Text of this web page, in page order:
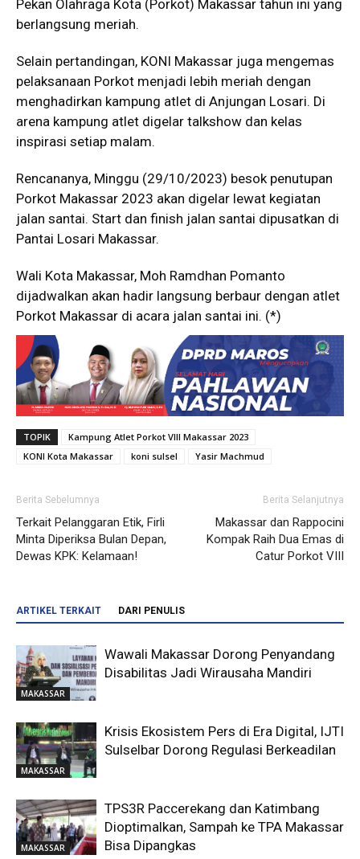
Pekan Olahraga Kota (Porkot) Makassar tahun ini yang
berlangsung meriah.
Selain pertandingan, KONI Makassar juga mengemas
pelaksanaan Porkot menjadi lebih meriah dengan
menghadirkan kampung atlet di Anjungan Losari. Di
arena kampung atlet digelar talkshow dan kelas
inspirasi setiap malam.
Rencananya, Minggu (29/10/2023) besok penutupan
Porkot Makassar 2023 akan digelar lewat kegiatan
jalan santai. Start dan finish jalan santai dipusatkan di
Pantai Losari Makassar.
Wali Kota Makassar, Moh Ramdhan Pomanto
dijadwalkan akan hadir langsung berbaur dengan atlet
Porkot Makassar di acara jalan santai ini. (*)
TOPIK
Kampung Atlet Porkot VIII Makassar 2023
KONI Kota Makassar
koni sulsel Yasir Machmud
Berita Sebelumnya
Terkait Pelanggaran Etik, Firli
Minta Diperiksa Bulan Depan,
Dewas KPK: Kelamaan!
Berita Selanjutnya
Makassar dan Rappocini
Kompak Raih Dua Emas di
Catur Porkot VIII
ARTIKEL TERKAIT DARI PENULIS
MAKASSAR
Wawali Makassar Dorong Penyandang
Disabilitas Jadi Wirausaha Mandiri
MAKASSAR
Krisis Ekosistem Pers di Era Digital, IJTI
Sulselbar Dorong Regulasi Berkeadilan
MAKASSAR
TPS3R Paccerekang dan Katimbang
Dioptimalkan, Sampah ke TPA Makassar
Bisa Dipangkas